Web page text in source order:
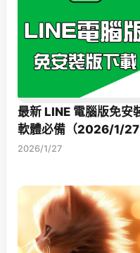
最新 LINE 電腦版免安
軟體必備（2026/1/27
2026/1/27